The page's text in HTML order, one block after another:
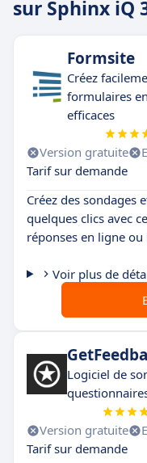
sur Sphinx iQ
Formsite
Créez
formulaires
efficaces
Version gratuite
Tarif sur demande
Créez des sondages
quelques clics avec
réponses en ligne
Voir plus de
Logiciel de
Version gratuite
Tarif sur demande